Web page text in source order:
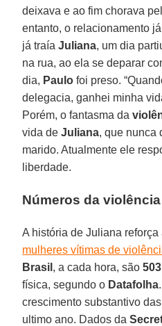
deixava e ao fim chorava
entanto, o relacionamento
já traíaJuliana, um dia
na rua, ao ela se deparar
dia, Paulo foi preso.
delegacia, ganhei minha
Porém, o fantasma da
vida deJuliana, que nunca
marido. Atualmente ele
liberdade.
Números da violência
A história de Juliana
mulheres vítimas de
Brasil , a cada hora, são
física, segundo o Datafolha
crescimento substantivo
ultimo ano. Dados da